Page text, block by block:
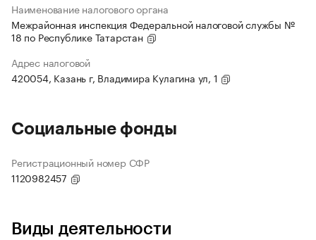
Наименование налогового органа
Межрайонная инспекция Федеральной налоговой службы №
18 по Республике Татарстан
Адрес налоговой
420054, Казань г, Владимира Кулагина ул, 1
Социальные фонды
Регистрационный номер СФР
1120982457
Виды деятельности